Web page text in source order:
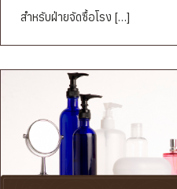
สำหรับฝ่ายจัดซื้อโรง […]